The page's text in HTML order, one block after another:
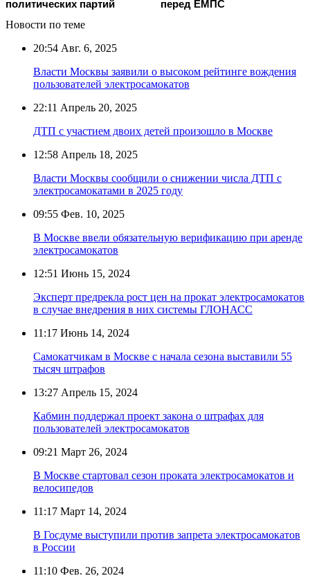
политических партий
перед ЕМПС
Новости по теме
20:54 Авг. 6, 2025
Власти Москвы заявили о высоком рейтинге вождения
пользователей электросамокатов
22:11 Апрель 20, 2025
ДТП с участием двоих детей произошло в Москве
12:58 Апрель 18, 2025
Власти Москвы сообщили о снижении числа ДТП с
электросамокатами в 2025 году
09:55 Фев. 10, 2025
В Москве ввели обязательную верификацию при аренде
электросамокатов
12:51 Июнь 15, 2024
Эксперт предрекла рост цен на прокат электросамокатов
в случае внедрения в них системы ГЛОНАСС
11:17 Июнь 14, 2024
Самокатчикам в Москве с начала сезона выставили 55
тысяч штрафов
13:27 Апрель 15, 2024
Кабмин поддержал проект закона о штрафах для
пользователей электросамокатов
09:21 Март 26, 2024
В Москве стартовал сезон проката электросамокатов и
велосипедов
11:17 Март 14, 2024
В Госдуме выступили против запрета электросамокатов
в России
11:10 Фев. 26, 2024